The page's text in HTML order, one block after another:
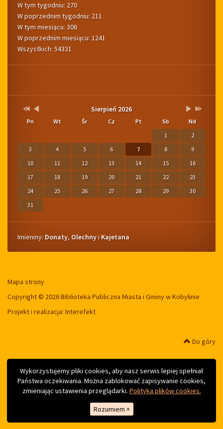
Wykorzystujemy pliki cookies, aby nasz serwis lepiej spełniał
Państwa oczekiwania. Można zablokować zapisywanie cookies,
zmieniając ustawienia przeglądarki. Polityka plików cookies.
Rozumiem ×
W tym tygodniu: 270
W poprzednim tygodniu: 211
W tym miesiącu: 306
W poprzednim miesiącu: 1241
Wszystkich: 54331
KalendariumLista
wydarzeń
Sierpień 2026Brak
w
Przestaw
na
Przestaw
na
Przestaw
na
Wrzesień
2026
Przestaw
na
Sierpień
2027
Pn Wt Śr Cz Pt Sb
Nd
1
2
3
4 5 6 7 8
9
10
11 12 13 14 15
16
17
18 19 20 21 22
23
24
25 26 27 28 29
30
31
Imieniny
Imieniny: Donaty, Olechnyi Kajetana
Mapa strony
Copyright © 2026 Biblioteka Publiczna Miasta i Gminy w Kobylinie
Projekt i realizacja: Interefekt
Do góry